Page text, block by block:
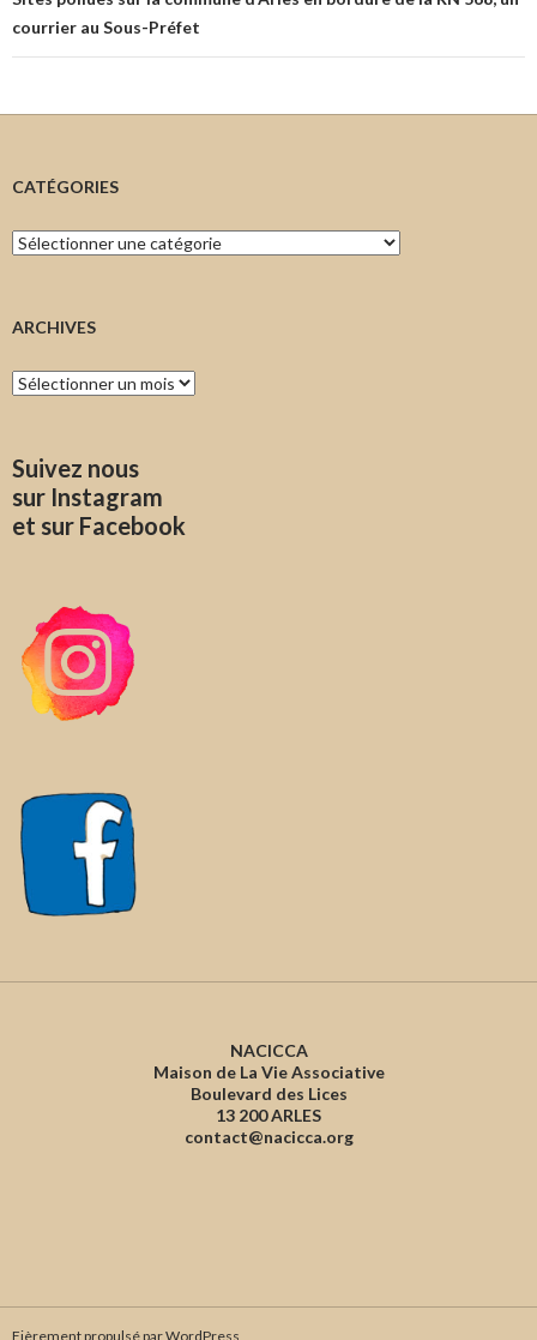
courrier au Sous-Préfet
CATÉGORIES
Catégories
ARCHIVES
Archives
Suivez nous
sur Instagram
et sur Facebook
NACICCA
Maison de La Vie Associative
Boulevard des Lices
13 200 ARLES
contact@nacicca.org
Fièrement propulsé par WordPress